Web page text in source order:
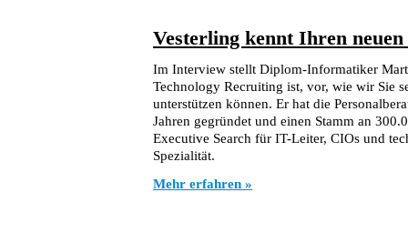
Vesterling kennt Ihren
Im Interview stellt Diplom-Informatiker
Technology Recruiting ist, vor, wie wir Sie
unterstützen können. Er hat die
Jahren gegründet und einen Stamm an
Executive Search für IT-Leiter, CIOs und
Spezialität.
Mehr erfahren »